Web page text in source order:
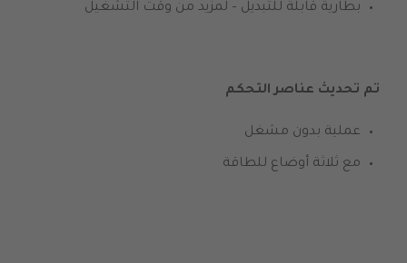
بطارية قابلة للتبديل – لمزيد من وقت التشغيل
تم تحديث عناصر التحكم
عملية بدون مشغل
مع ثلاثة أوضاع للطاقة